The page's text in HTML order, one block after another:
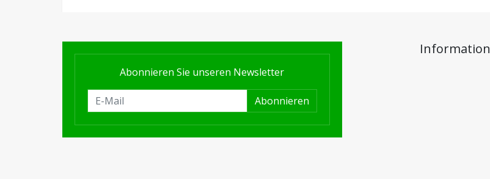
Abonnieren Sie unseren Newsletter
Abonnieren